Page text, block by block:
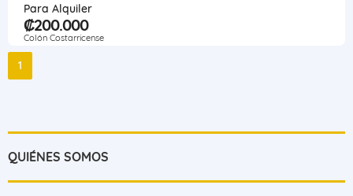
Para Alquiler
₡200.000
Colón Costarricense
1
QUIÉNES SOMOS